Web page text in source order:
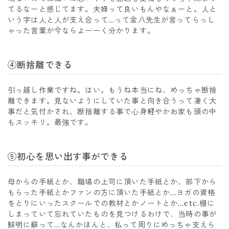
てるなーと感じてます。夫婦って良いもんやなぁーと。人と
いう字は人と人が支え合って…って金八先生が言ってらっし
ゃった言葉が今ならよーーく分かります。
④断捨離できる
引っ越し作業ですね。はい。もうね本当にね、めっちゃ断捨
離できます。見ないようにしていた事と向き合うって凄く大
事だと気付かされ、断捨離する事で心身軽やかお家も頭の中
もスッキリ。最強です。
⑤初心を思い出す事ができる
母からの手紙とか、職場の上司に頂いた手紙とか、部下から
もらった手紙とかファンの方に頂いた手紙とか…ヨガの資格
をとりにいったスクールでの教材とかノートとか…etc.棚に
しまっていて忘れていたものを見つけるわけで、当時の事が
鮮明に蘇って…なんかほんと、私って周りにめっちゃ支えら